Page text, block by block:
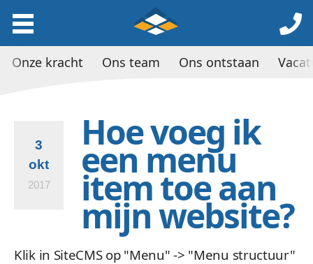
3
okt
2017
Hoe voeg ik
een menu
item toe aan
mijn website?
Klik in SiteCMS op "Menu" -> "Menu structuur"
Onze kracht Ons team Ons ontstaan